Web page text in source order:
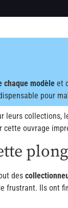
chaque modèle et
pour
collections,
ouvrage
des
frustrant. Ils ont